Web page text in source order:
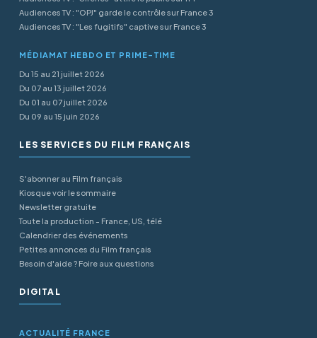
Audiences TV : "OPJ" garde le contrôle sur France 3
Audiences TV : "Les fugitifs" captive sur France 3
MÉDIAMAT HEBDO ET PRIME-TIME
Du 15 au 21 juillet 2026
Du 07 au 13 juillet 2026
Du 01 au 07 juillet 2026
Du 09 au 15 juin 2026
LES SERVICES DU FILM FRANÇAIS
S'abonner au Film français
Kiosque voir le sommaire
Newsletter gratuite
Toute la production - France, US, télé
Calendrier des événements
Petites annonces du Film français
Besoin d'aide ? Foire aux questions
DIGITAL
ACTUALITÉ FRANCE